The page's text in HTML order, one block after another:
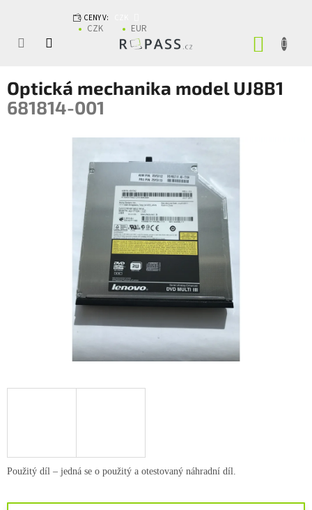
CENY V:
CZK EUR
Optická mechanika model UJ8B1
681814-001
Použitý díl – jedná se o použitý a otestovaný náhradní díl.